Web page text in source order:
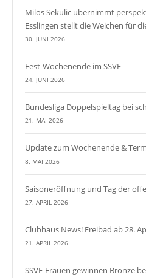
Milos Sekulic übernimmt
Esslingen stellt die Weichen für
30. JUNI 2026
Fest-Wochenende im SSVE
24. JUNI 2026
Bundesliga Doppelspieltag bei
21. MAI 2026
Update zum Wochenende &
8. MAI 2026
Saisoneröffnung und Tag der
27. APRIL 2026
Clubhaus News! Freibad ab 28.
21. APRIL 2026
SSVE-Frauen gewinnen Bronze